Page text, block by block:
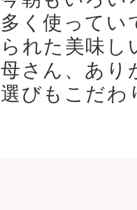
多く使ってい
られた美味
母さん、あり
選びもこだ